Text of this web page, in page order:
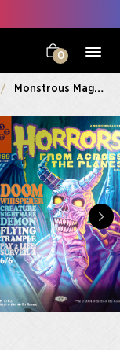
0
Monstrous Magazines Foil Edition